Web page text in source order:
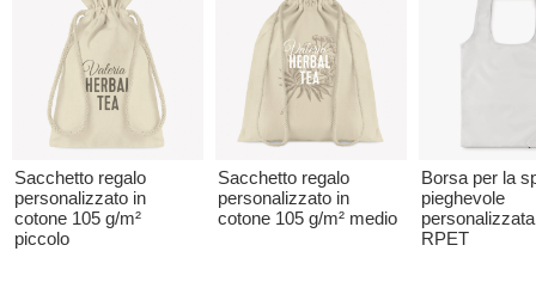
Sacchetto regalo
personalizzato in
cotone 105 g/m²
piccolo
Sacchetto regalo
personalizzato in
cotone 105 g/m² medio
Borsa per la
pieghevole
RPET